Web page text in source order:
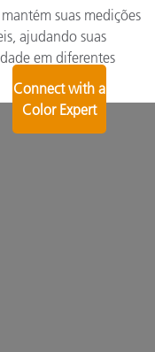
suas medições
ajudando suas
em diferentes
Connect with a
Color Expert